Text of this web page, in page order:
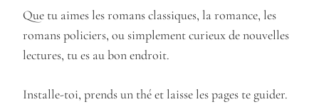
Que tu aimes les romans classiques, la romance, les
romans policiers, ou simplement curieux de nouvelles
lectures, tu es au bon endroit.
Installe-toi, prends un thé et laisse les pages te guider.